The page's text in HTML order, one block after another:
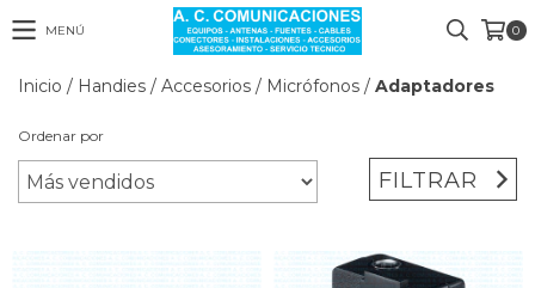
MENÚ 0
Inicio / Handies / Accesorios / Micrófonos / Adaptadores
Ordenar por
FILTRAR